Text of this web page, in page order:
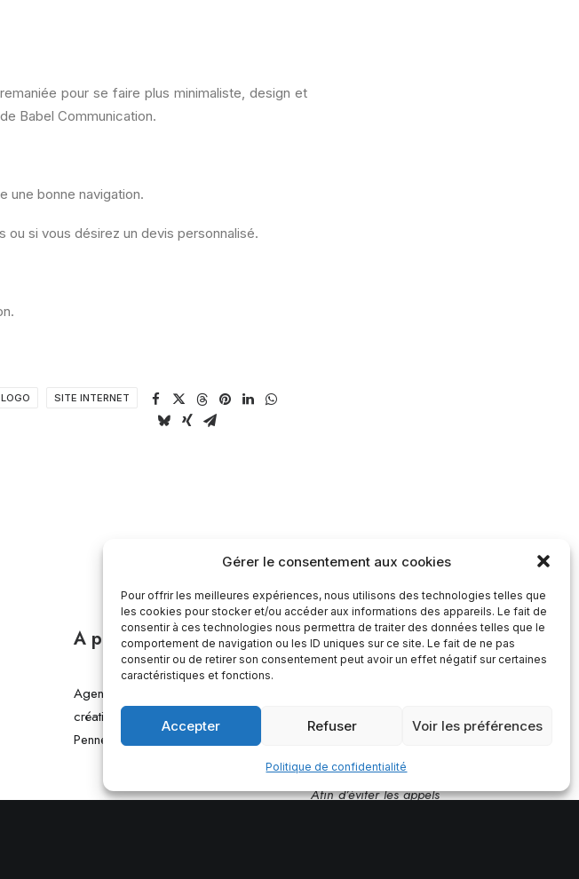
Gérer le consentement aux cookies
Pour offrir les meilleures expériences, nous utilisons des technologies telles que
les cookies pour stocker et/ou accéder aux informations des appareils. Le fait de
consentir à ces technologies nous permettra de traiter des données telles que le
comportement de navigation ou les ID uniques sur ce site. Le fait de ne pas
consentir ou de retirer son consentement peut avoir un effet négatif sur certaines
caractéristiques et fonctions.
Accepter Refuser Voir les préférences
Politique de confidentialité
pour se faire plus minimaliste, design et
Babel Communication.
une bonne navigation.
ou si vous désirez un devis personnalisé.
LOGO SITE INTERNET
A propos
Agence de communication
créative en Lot et Garonne à
Penne d’agenais.
Contact
contact@babelcommunication.fr
Afin d’éviter les appels